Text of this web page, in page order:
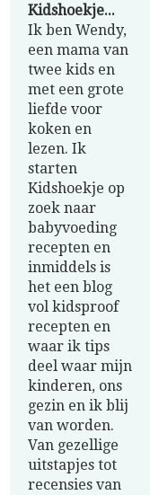
Kidshoekje...
Ik ben Wendy,
een mama van
twee kids en
met een grote
liefde voor
koken en
lezen. Ik
starten
Kidshoekje op
zoek naar
babyvoeding
recepten en
inmiddels is
het een blog
vol kidsproof
recepten en
waar ik tips
deel waar mijn
kinderen, ons
gezin en ik blij
van worden.
Van gezellige
uitstapjes tot
recensies van